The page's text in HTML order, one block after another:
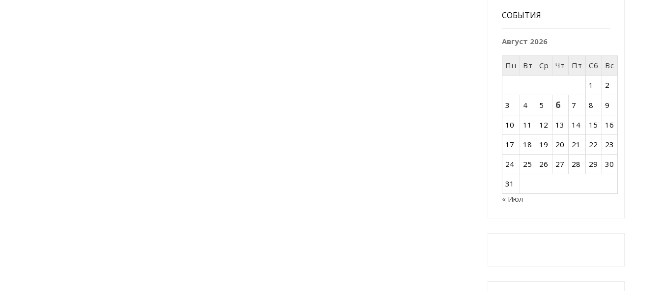
СОБЫТИЯ
Август 2026
Пн Вт Ср Чт Пт Сб
Вс
1
2
3 4 5 6 7 8
9
10
11 12 13 14 15
16
17
18 19 20 21 22
23
24
25 26 27 28 29
30
31
« Июл